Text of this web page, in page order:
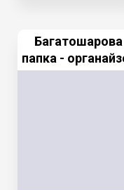
Багатошарова
папка -